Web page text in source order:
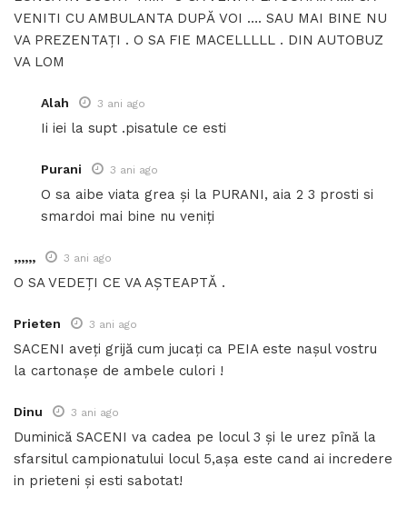
VENITI CU AMBULANTA DUPĂ VOI …. SAU MAI BINE NU
VA PREZENTAȚI . O SA FIE MACELLLLL . DIN AUTOBUZ
VA LOM
Alah 3 ani ago
Ii iei la supt .pisatule ce esti
Purani 3 ani ago
O sa aibe viata grea și la PURANI, aia 2 3 prosti si
smardoi mai bine nu veniți
,,,,,, 3 ani ago
O SA VEDEȚI CE VA AȘTEAPTĂ .
Prieten 3 ani ago
SACENI aveți grijă cum jucați ca PEIA este nașul vostru
la cartonașe de ambele culori !
Dinu 3 ani ago
Duminică SACENI va cadea pe locul 3 și le urez pînă la
sfarsitul campionatului locul 5,așa este cand ai incredere
in prieteni și esti sabotat!